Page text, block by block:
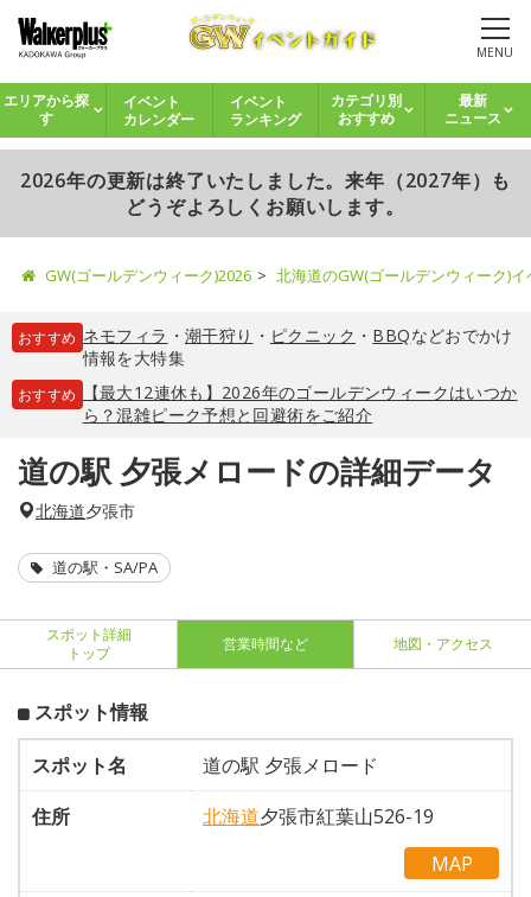
MENU
エリアから探
す
イベント
カレンダー
イベント
ランキング
カテゴリ別
おすすめ
最新
ニュース
2026年の更新は終了いたしました。来年（2027年）も
どうぞよろしくお願いします。
GW(ゴールデンウィーク)2026 北海道のGW(ゴールデンウィーク)
おすすめ ネモフィラ ・ 潮干狩り ・ ピクニック ・ BBQなどおでかけ
情報を大特集
おすすめ
【最大12連休も】2026年のゴールデンウィークはいつか
ら？混雑ピーク予想と回避術をご紹介
道の駅 夕張メロードの詳細データ
北海道夕張市
道の駅・SA/PA
スポット詳細
トップ
営業時間など 地図・アクセス
スポット情報
スポット名
道の駅 夕張メロード
住所
北海道夕張市紅葉山526-19
MAP